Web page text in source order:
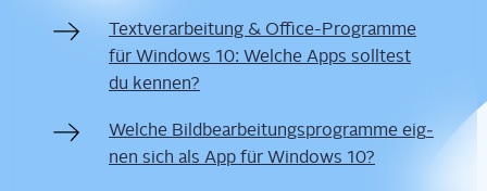
Text­ver­ar­bei­tung & Office-Pro­gram­me
für Win­dows 10: Wel­che Apps soll­test
du kennen?
Wel­che Bild­be­ar­bei­tungs­pro­gram­me eig­
nen sich als App für Win­dows 10?